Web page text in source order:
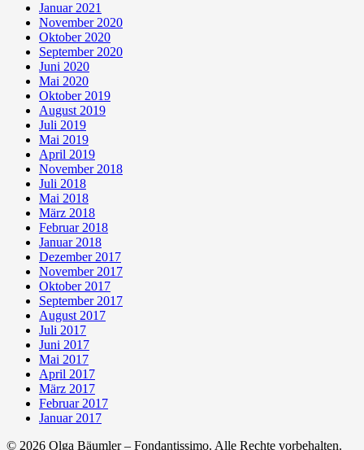
Januar 2021
November 2020
Oktober 2020
September 2020
Juni 2020
Mai 2020
Oktober 2019
August 2019
Juli 2019
Mai 2019
April 2019
November 2018
Juli 2018
Mai 2018
März 2018
Februar 2018
Januar 2018
Dezember 2017
November 2017
Oktober 2017
September 2017
August 2017
Juli 2017
Juni 2017
Mai 2017
April 2017
März 2017
Februar 2017
Januar 2017
© 2026 Olga Bäumler – Fondantissimo. Alle Rechte vorbehalten.